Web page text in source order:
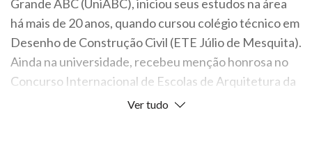
Grande ABC (UniABC), iniciou seus estudos na área
há mais de 20 anos, quando cursou colégio técnico em
Desenho de Construção Civil (ETE Júlio de Mesquita).
Ainda na universidade, recebeu menção honrosa no
Concurso Internacional de Escolas de Arquitetura da
4ª Bienal Internacional de Arquitetura de São Paulo.
Ver tudo